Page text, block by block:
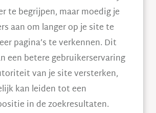
te begrijpen, maar moedig je
aan om langer op je site te
pagina’s te verkennen. Dit
een betere gebruikerservaring
van je site versterken,
kan leiden tot een
in de zoekresultaten.